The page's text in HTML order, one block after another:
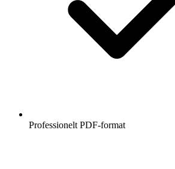
Professionelt PDF-format